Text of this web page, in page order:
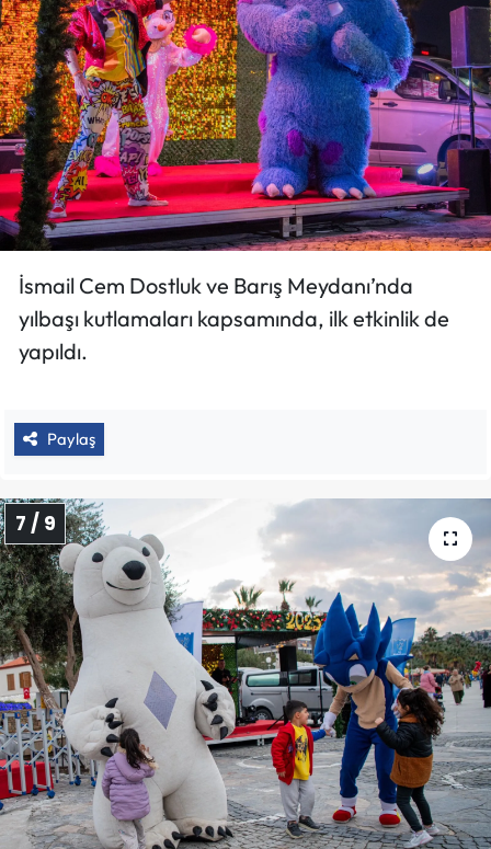
İsmail Cem Dostluk ve Barış Meydanı’nda
yılbaşı kutlamaları kapsamında, ilk etkinlik de
yapıldı.
Paylaş
7 / 9